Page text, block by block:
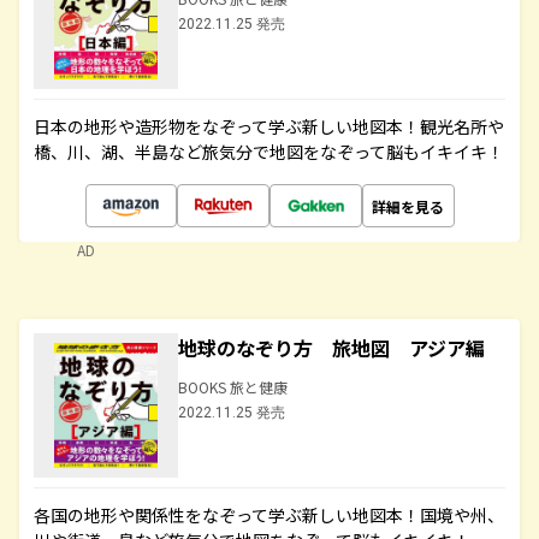
2022.11.25 発売
日本の地形や造形物をなぞって学ぶ新しい地図本！観光名所や
橋、川、湖、半島など旅気分で地図をなぞって脳もイキイキ！
詳細を見る
AD
地球のなぞり方 旅地図 アジア編
BOOKS 旅と健康
2022.11.25 発売
各国の地形や関係性をなぞって学ぶ新しい地図本！国境や州、